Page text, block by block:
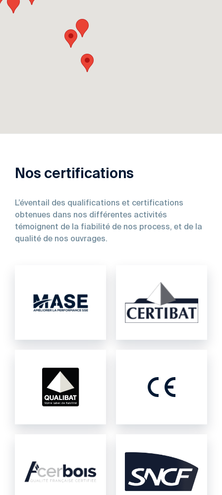
Nos certifications
L’éventail des qualifications et certifications
obtenues dans nos différentes activités
témoignent de la fiabilité de nos process, et de la
qualité de nos ouvrages.